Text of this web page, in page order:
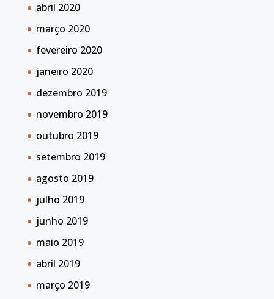
abril 2020
março 2020
fevereiro 2020
janeiro 2020
dezembro 2019
novembro 2019
outubro 2019
setembro 2019
agosto 2019
julho 2019
junho 2019
maio 2019
abril 2019
março 2019